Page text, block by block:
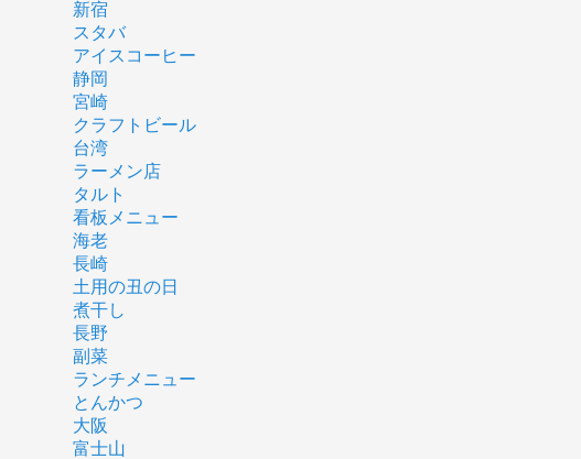
新宿
スタバ
アイスコーヒー
静岡
宮崎
クラフトビール
台湾
ラーメン店
タルト
看板メニュー
海老
長崎
土用の丑の日
煮干し
長野
副菜
ランチメニュー
とんかつ
大阪
富士山